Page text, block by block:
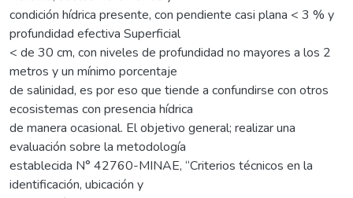
condición hídrica presente, con pendiente casi plana < 3 % y
profundidad efectiva Superficial
< de 30 cm, con niveles de profundidad no mayores a los 2
metros y un mínimo porcentaje
de salinidad, es por eso que tiende a confundirse con otros
ecosistemas con presencia hídrica
de manera ocasional. El objetivo general; realizar una
evaluación sobre la metodología
establecida N° 42760-MINAE, “Criterios técnicos en la
identificación, ubicación y